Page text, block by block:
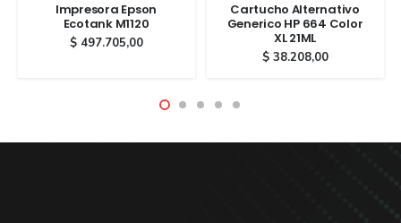
Impresora Epson
Ecotank M1120
$497.705,00
Cartucho Alternativo
Generico HP 664 Color
XL 21ML
$38.208,00